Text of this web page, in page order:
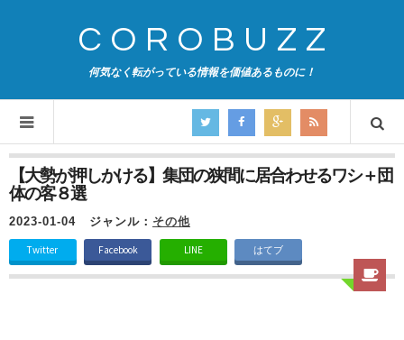
COROBUZZ
何気なく転がっている情報を価値あるものに！
【大勢が押しかける】集団の狭間に居合わせるワシ＋団
体の客８選
2023-01-04 ジャンル： その他
Twitter Facebook LINE はてブ